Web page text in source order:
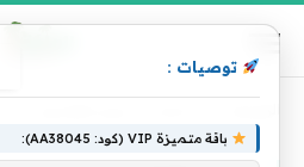
توصيات :
باقة متميزة VIP (كود: AA38045):